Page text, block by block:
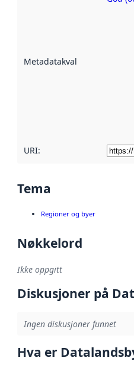
Metadatakvalitet
URI:
Tema
Regioner og byer
Nøkkelord
Ikke oppgitt
Diskusjoner på
Ingen diskusjoner funnet
Hva er